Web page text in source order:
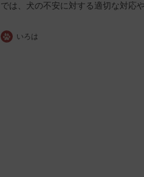
では、犬の不安に対する適切な対応
いろは